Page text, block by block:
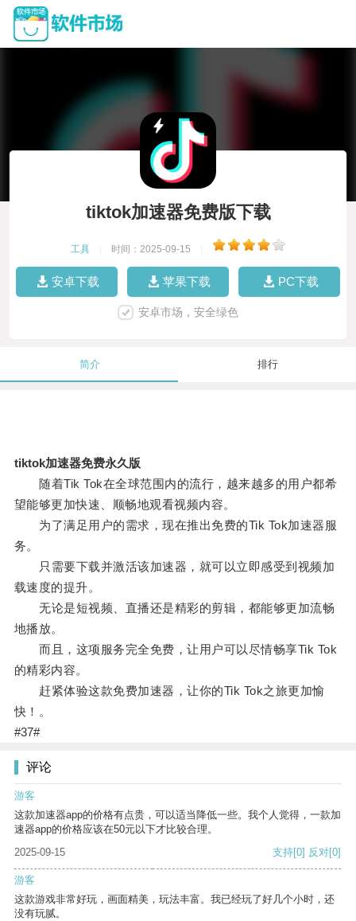
tiktok加速器免费版下载
工具 时间：2025-09-15
安卓下载 苹果下载 PC下载
安卓市场，安全绿色
简介 排行
tiktok加速器免费永久版
随着Tik Tok在全球范围内的流行，越来越多的用户都希
望能够更加快速、顺畅地观看视频内容。
为了满足用户的需求，现在推出免费的Tik Tok加速器服
务。
只需要下载并激活该加速器，就可以立即感受到视频加
载速度的提升。
无论是短视频、直播还是精彩的剪辑，都能够更加流畅
地播放。
而且，这项服务完全免费，让用户可以尽情畅享Tik Tok
的精彩内容。
赶紧体验这款免费加速器，让你的Tik Tok之旅更加愉
快！。
#37#
评论
游客
这款加速器app的价格有点贵，可以适当降低一些。我个人觉得，一款加
速器app的价格应该在50元以下才比较合理。
2025-09-15
支持[0] 反对[0]
游客
这款游戏非常好玩，画面精美，玩法丰富。我已经玩了好几个小时，还
没有玩腻。